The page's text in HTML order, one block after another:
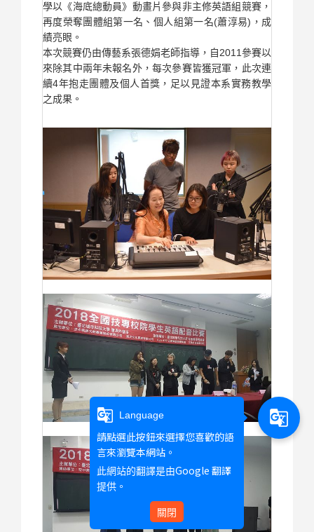
學以《海底總動員》動畫片參與非主修英語組競賽，
再度榮奪團體組第一名、個人組第一名(蕭淳易)，成
績亮眼。
本次競賽仍由傳藝系張德娟老師指導，自2011參賽以
來除其中兩年未報名外，每次參賽皆獲冠軍，此次連
續4年抱走團體及個人首獎，足以見證本系實務教學
之成果。
g_translate Language
請點選此按鈕來選擇您喜歡的語
言來瀏覽本網站。
此網站的翻譯是由Google 翻譯
提供。
關閉
g_translate